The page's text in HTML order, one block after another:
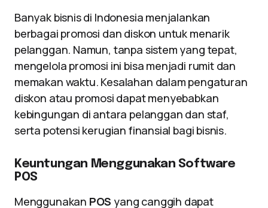
Banyak bisnis di Indonesia menjalankan
berbagai promosi dan diskon untuk menarik
pelanggan. Namun, tanpa sistem yang tepat,
mengelola promosi ini bisa menjadi rumit dan
memakan waktu. Kesalahan dalam pengaturan
diskon atau promosi dapat menyebabkan
kebingungan di antara pelanggan dan staf,
serta potensi kerugian finansial bagi bisnis.
Keuntungan Menggunakan Software
POS
Menggunakan POS yang canggih dapat